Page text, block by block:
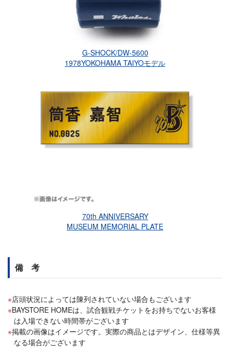
G-SHOCK/DW-5600
1978YOKOHAMA TAIYOモデル
70th ANNIVERSARY
MUSEUM MEMORIAL PLATE
備 考
店頭状況によっては陳列されていない場合もございます
BAYSTORE HOMEは、試合観戦チケットをお持ちでないお客様
は入場できない時間帯がございます
掲載の画像はイメージです。実際の商品とはデザイン、仕様等異
なる場合がございます